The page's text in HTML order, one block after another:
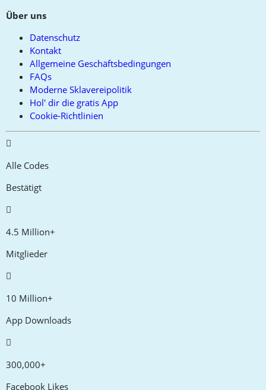
Über uns
Datenschutz
Kontakt
Allgemeine Geschäftsbedingungen
FAQs
Moderne Sklavereipolitik
Hol' dir die gratis App
Cookie-Richtlinien
Alle Codes
Bestätigt
4.5 Million+
Mitglieder
10 Million+
App Downloads
300,000+
Facebook Likes